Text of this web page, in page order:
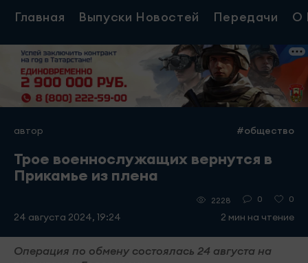
Главная Выпуски Новостей Передачи О
автор #общество
Трое военнослужащих вернутся в
Прикамье из плена
24 августа 2024, 19:24
2228 0 0
2 мин на чтение
Операция по обмену состоялась 24 августа на